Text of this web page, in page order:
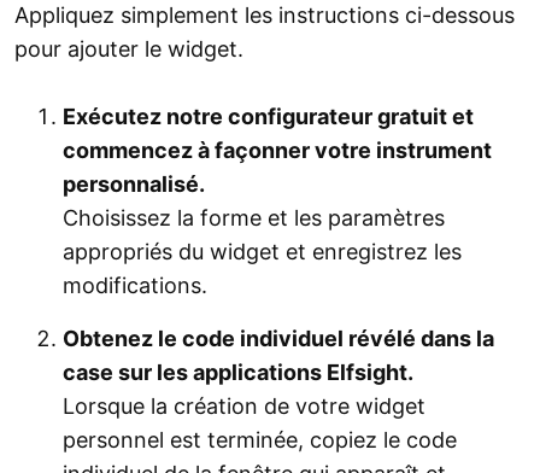
Appliquez simplement les instructions ci-dessous
pour ajouter le widget.
Exécutez notre configurateur gratuit et
commencez à façonner votre instrument
personnalisé.
Choisissez la forme et les paramètres
appropriés du widget et enregistrez les
modifications.
Obtenez le code individuel révélé dans la
case sur les applications Elfsight.
Lorsque la création de votre widget
personnel est terminée, copiez le code